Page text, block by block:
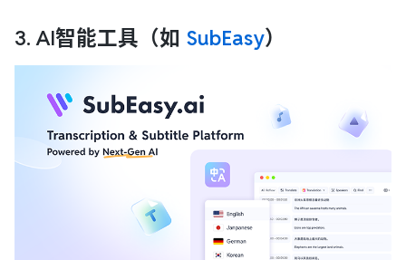
3.AI智能工具 （如 SubEasy）